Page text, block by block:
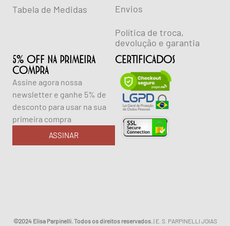
Tabela de Medidas Envios
Política de troca,
devolução e garantia
5% OFF NA PRIMEIRA
COMPRA
Assine agora nossa
newsletter e ganhe 5% de
desconto para usar na sua
primeira compra
ASSINAR
CERTIFICADOS
©2024 Elisa Parpinelli. Todos os direitos reservados. | E. S. PARPINELLI JOIAS